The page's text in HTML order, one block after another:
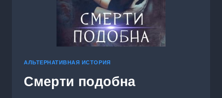
АЛЬТЕРНАТИВНАЯ ИСТОРИЯ
Смерти подобна